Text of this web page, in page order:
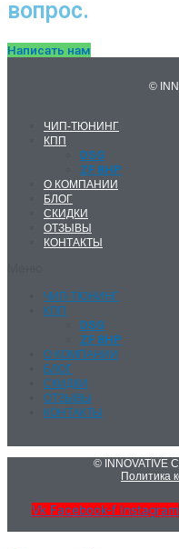
вопрос.
Написать нам
©
ЧИП-ТЮНИНГ
КПП
DSG
ZF 8HP
О КОМПАНИИ
БЛОГ
СКИДКИ
ОТЗЫВЫ
КОНТАКТЫ
ЧИП-ТЮНИНГ
КПП
DSG
ZF 8HP
О КОМПАНИИ
БЛОГ
СКИДКИ
ОТЗЫВЫ
КОНТАКТЫ
© INNOVATIVE
Политика
Vk Facebook-f Instagram